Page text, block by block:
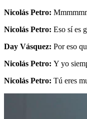
Nicolás Petro:
Nicolás Petro: Eso sí es
Day Vásquez: Por eso
Nicolás Petro: Y yo
Nicolás Petro: Tú eres